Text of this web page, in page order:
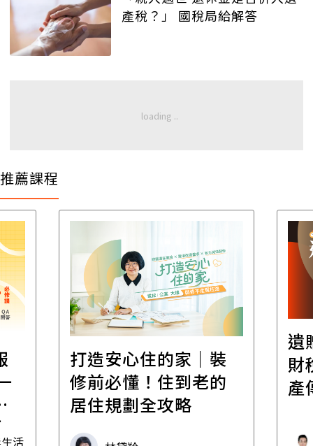
產稅？」 國稅局給解答
推薦課程
活
打造安心住的家｜裝
修前必懂！住到老的
居住規劃全攻略
遺
財
產